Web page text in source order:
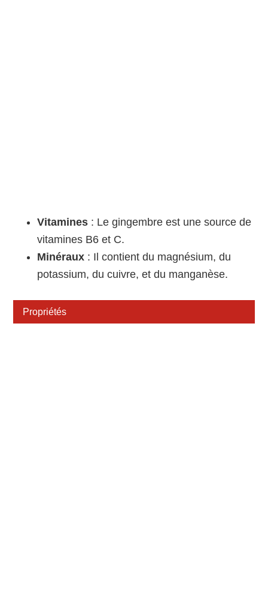
Vitamines : Le gingembre est une source de
vitamines B6 et C.
Minéraux : Il contient du magnésium, du
potassium, du cuivre, et du manganèse.
Propriétés